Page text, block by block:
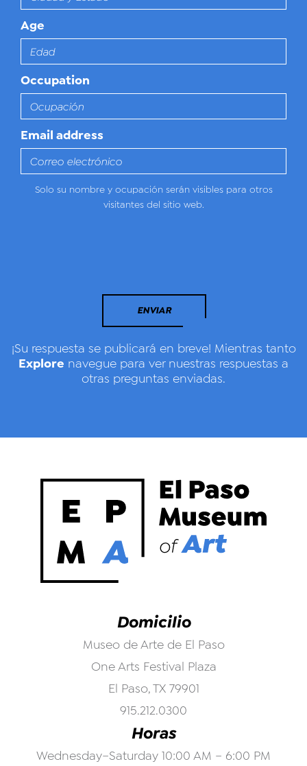
Age
Occupation
Email address
Solo su nombre y ocupación serán visibles para otros
visitantes del sitio web.
ENVIAR
¡Su respuesta se publicará en breve! Mientras tanto
Explore navegue para ver nuestras respuestas a
otras preguntas enviadas.
Domicilio
Museo de Arte de El Paso
One Arts Festival Plaza
El Paso, TX 79901
915.212.0300
Horas
Wednesday–Saturday 10:00 AM – 6:00 PM